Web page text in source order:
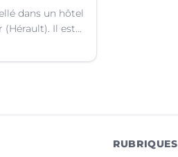
dans un hôtel
(Hérault). Il est
cliente.
RUBRIQUES